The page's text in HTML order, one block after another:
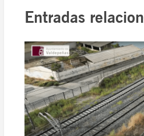
Entradas